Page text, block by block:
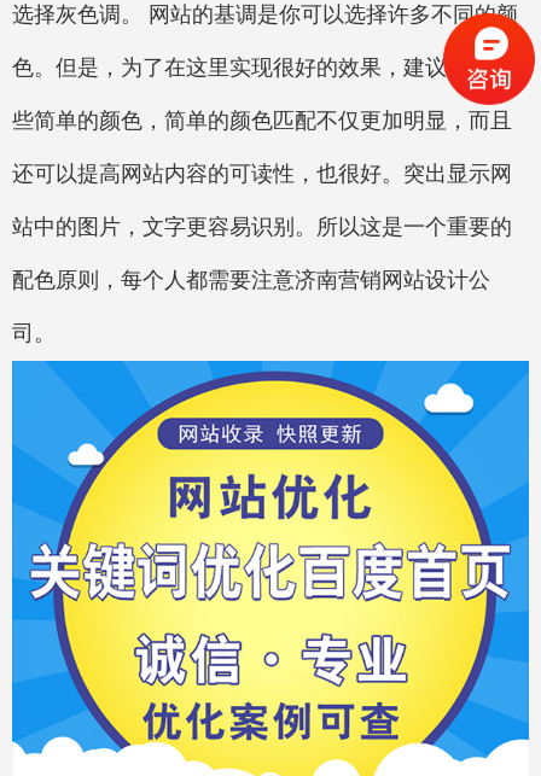
选择灰色调。 网站的基调是你可以选择许多不同的颜
色。但是，为了在这里实现很好的效果，建议使用一
些简单的颜色，简单的颜色匹配不仅更加明显，而且
还可以提高网站内容的可读性，也很好。突出显示网
站中的图片，文字更容易识别。所以这是一个重要的
配色原则，每个人都需要注意济南营销网站设计公
司。